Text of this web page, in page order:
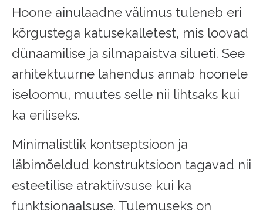
Hoone ainulaadne välimus tuleneb eri
kõrgustega katusekalletest, mis loovad
dünaamilise ja silmapaistva silueti. See
arhitektuurne lahendus annab hoonele
iseloomu, muutes selle nii lihtsaks kui
ka eriliseks.
Minimalistlik kontseptsioon ja
läbimõeldud konstruktsioon tagavad nii
esteetilise atraktiivsuse kui ka
funktsionaalsuse. Tulemuseks on